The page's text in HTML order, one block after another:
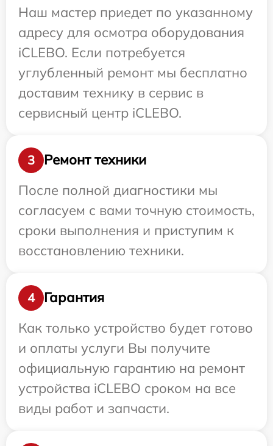
Наш мастер приедет по указанному
адресу для осмотра оборудования
iCLEBO. Если потребуется
углубленный ремонт мы бесплатно
доставим технику в сервис в
сервисный центр iCLEBO.
3
Ремонт техники
После полной диагностики мы
согласуем с вами точную стоимость,
сроки выполнения и приступим к
восстановлению техники.
4
Гарантия
Как только устройство будет готово
и оплаты услуги Вы получите
официальную гарантию на ремонт
устройства iCLEBO сроком на все
виды работ и запчасти.